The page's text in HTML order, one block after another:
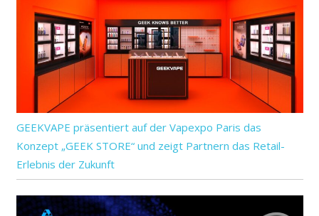
GEEKVAPE präsentiert auf der Vapexpo Paris das
Konzept „GEEK STORE“ und zeigt Partnern das Retail-
Erlebnis der Zukunft